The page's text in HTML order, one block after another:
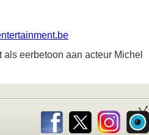
eerbetoon aan acteur Michel